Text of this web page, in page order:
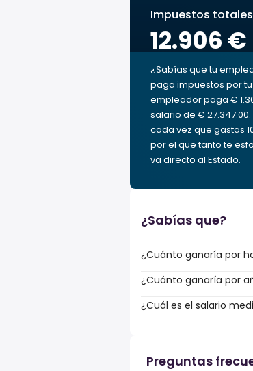
Impuestos
12.906 €
¿Sabías que tu
paga impuestos por
empleador paga €
salario de € 27.347.00.
cada vez que gastas
por el que tanto te
va directo al Estado.
¿Sabías que?
¿Cuánto ganaría por
¿Cuánto ganaría por
¿Cuál es el salario
Preguntas